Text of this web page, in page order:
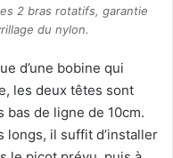
2 bras rotatifs, garantie
du nylon.
d’une bobine qui
les deux têtes sont
bas de ligne de 10cm.
longs, il suffit d’installer